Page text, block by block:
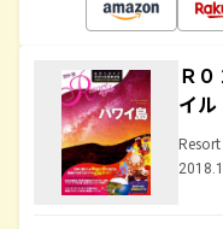
Ｒ
イ